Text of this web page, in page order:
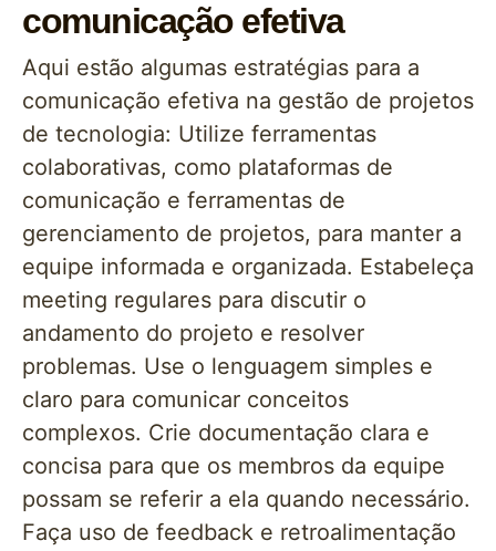
comunicação efetiva
Aqui estão algumas estratégias para a
comunicação efetiva na gestão de projetos
de tecnologia: Utilize ferramentas
colaborativas, como plataformas de
comunicação e ferramentas de
gerenciamento de projetos, para manter a
equipe informada e organizada. Estabeleça
meeting regulares para discutir o
andamento do projeto e resolver
problemas. Use o lenguagem simples e
claro para comunicar conceitos
complexos. Crie documentação clara e
concisa para que os membros da equipe
possam se referir a ela quando necessário.
Faça uso de feedback e retroalimentação